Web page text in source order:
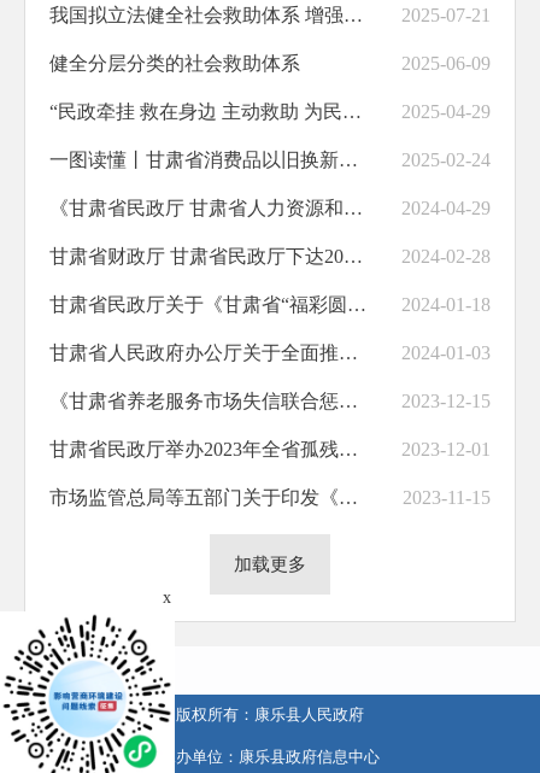
我国拟立法健全社会救助体系 增强社会救助兜底功能 2025-07-21
健全分层分类的社会救助体系 2025-06-09
“民政牵挂 救在身边 主动救助 为民解困”社会救助行动倡议书 2025-04-29
一图读懂丨甘肃省消费品以旧换新居家适老化改造补贴实施方案 2025-02-24
《甘肃省民政厅 甘肃省人力资源和社会保障厅关于印发“甘肃慈善奖”评选表彰办法的通知》政策解读 2024-04-29
甘肃省财政厅 甘肃省民政厅下达2024年中央和省级困难群众救助补助预算指标887474万元 2024-02-28
甘肃省民政厅关于《甘肃省“福彩圆梦・事实无人抚养儿童助学工程”项目实施办法的通知》政策解读 2024-01-18
甘肃省人民政府办公厅关于全面推进基层政务公开标准化规范化工作的实施意见 2024-01-03
《甘肃省养老服务市场失信联合惩戒对象名单管理实施办法（试行）》政策解读 2023-12-15
甘肃省民政厅举办2023年全省孤残儿童护理员暨收养登记政策培训班 2023-12-01
市场监管总局等五部门关于印发《公平竞争审查制度实施细则》的通知 2023-11-15
加载更多
版权所有：康乐县人民政府
承办单位：康乐县政府信息中心
x